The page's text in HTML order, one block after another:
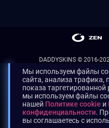
DADDYSKINS © 2016-
Мы используем файлы
сайта, анализа трафика,
показа
мы используем файлы
нашей Политике cookie и
конфиденциальности.
вы соглашаетесь с